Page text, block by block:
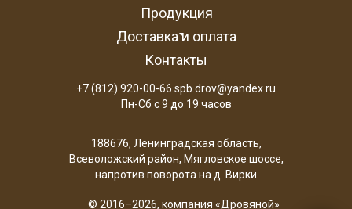
© 2016–2026, компания «Дровяной»
Продукция
Доставка и оплата
Контакты
188676, Ленинградская область,
Всеволожский район, Мягловское шоссе,
напротив поворота на д. Вирки
+7 (812) 920-00-66 spb.drov@yandex.ru
Пн-Сб с 9 до 19 часов